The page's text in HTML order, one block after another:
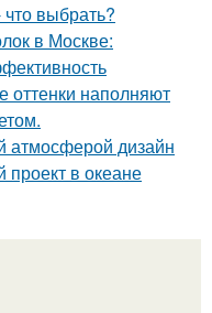
выбрать?
в Москве:
наполняют
дизайн
проект в океане